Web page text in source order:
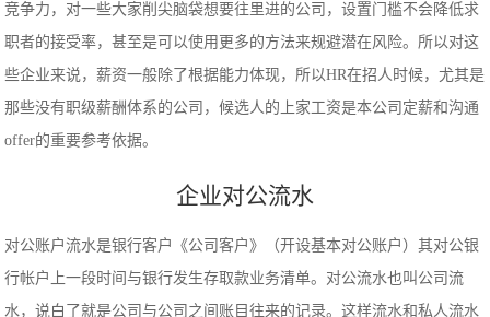
竞争力，对一些大家削尖脑袋想要往里进的公司，设置门槛不会降低求
职者的接受率，甚至是可以使用更多的方法来规避潜在风险。所以对这
些企业来说，薪资一般除了根据能力体现，所以HR在招人时候，尤其是
那些没有职级薪酬体系的公司，候选人的上家工资是本公司定薪和沟通
offer的重要参考依据。
企业对公流水
对公账户流水是银行客户《公司客户》（开设基本对公账户）其对公银
行帐户上一段时间与银行发生存取款业务清单。对公流水也叫公司流
水，说白了就是公司与公司之间账目往来的记录。这样流水和私人流水